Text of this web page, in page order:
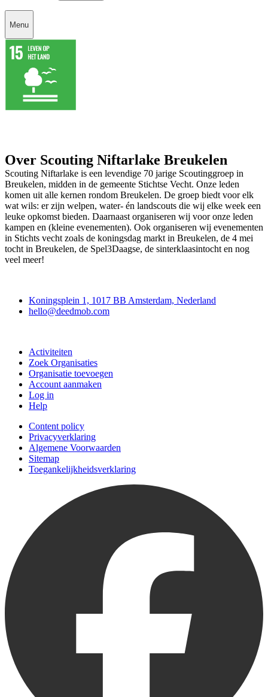
Menu
Over Scouting Niftarlake Breukelen
Scouting Niftarlake is een levendige 70 jarige Scoutinggroep in
Breukelen, midden in de gemeente Stichtse Vecht. Onze leden
komen uit alle kernen rondom Breukelen. De groep biedt voor elk
wat wils: er zijn welpen, water- én landscouts die wij elke week een
leuke opkomst bieden. Daarnaast organiseren wij voor onze leden
kampen en (kleine evenementen). Ook organiseren wij evenementen
in Stichts vecht zoals de koningsdag markt in Breukelen, de 4 mei
tocht in Breukelen, de Spel3Daagse, de sinterklaasintocht en nog
veel meer!
Koningsplein 1, 1017 BB Amsterdam, Nederland
hello@deedmob.com
Activiteiten
Zoek Organisaties
Organisatie toevoegen
Account aanmaken
Log in
Help
Content policy
Privacyverklaring
Algemene Voorwaarden
Sitemap
Toegankelijkheidsverklaring